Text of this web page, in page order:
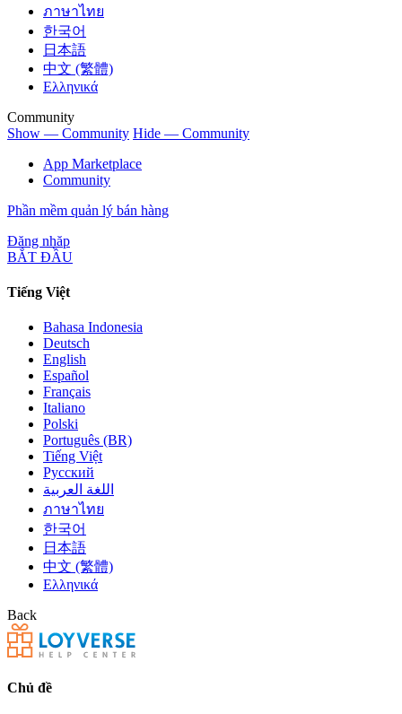
ภาษาไทย
한국어
日本語
中文 (繁體)
Ελληνικά
Community
Show — Community Hide — Community
App Marketplace
Community
Phần mềm quản lý bán hàng
Đăng nhăp
BẮT ĐẦU
Tiếng Việt
Bahasa Indonesia
Deutsch
English
Español
Français
Italiano
Polski
Português (BR)
Tiếng Việt
Русский
اللغة العربية
ภาษาไทย
한국어
日本語
中文 (繁體)
Ελληνικά
Back
Chủ đề